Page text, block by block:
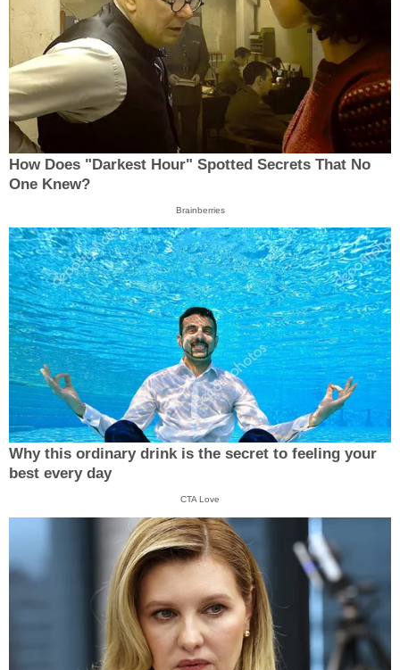
How Does "Darkest Hour" Spotted Secrets That No
One Knew?
Brainberries
Why this ordinary drink is the secret to feeling your
best every day
CTA Love